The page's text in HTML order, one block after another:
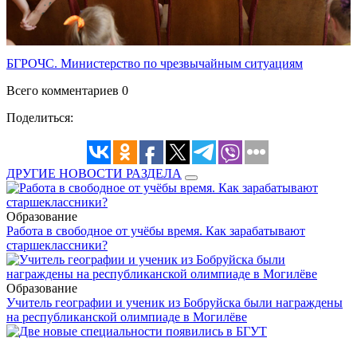
БГРОЧС. Министерство по чрезвычайным ситуациям
Всего комментариев 0
Поделиться:
ДРУГИЕ НОВОСТИ РАЗДЕЛА
Образование
Работа в свободное от учёбы время. Как зарабатывают
старшеклассники?
Образование
Учитель географии и ученик из Бобруйска были награждены
на республиканской олимпиаде в Могилёве